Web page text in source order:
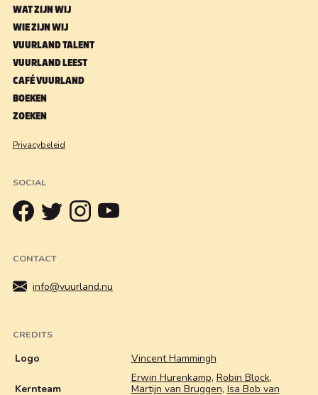
WAT ZIJN WIJ
WIE ZIJN WIJ
VUURLAND TALENT
VUURLAND LEEST
CAFÉ VUURLAND
BOEKEN
ZOEKEN
Privacybeleid
SOCIAL
CONTACT
info@vuurland.nu
CREDITS
Logo Vincent Hammingh
Kernteam
Erwin Hurenkamp, Robin Block,
Martijn van Bruggen, Isa Bob van